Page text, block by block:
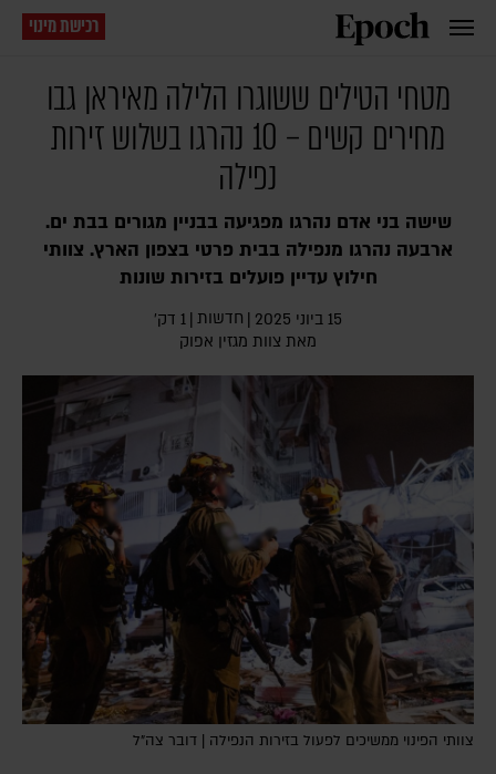
רכישת מינוי
מטחי הטילים ששוגרו הלילה מאיראן גבו
מחירים קשים – 10 נהרגו בשלוש זירות
נפילה
שישה בני אדם נהרגו מפגיעה בבניין מגורים בבת ים.
ארבעה נהרגו מנפילה בבית פרטי בצפון הארץ. צוותי
חילוץ עדיין פועלים בזירות שונות
15 ביוני 2025 | חדשות | 1 דק׳
מאת צוות מגזין אפוק
צוותי הפינוי ממשיכים לפעול בזירות הנפילה | דובר צה"ל